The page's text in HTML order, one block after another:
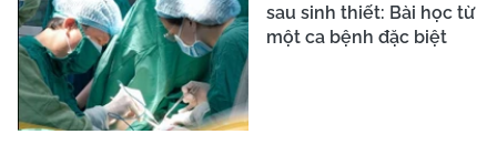
sau sinh thiết: Bài học từ
một ca bệnh đặc biệt